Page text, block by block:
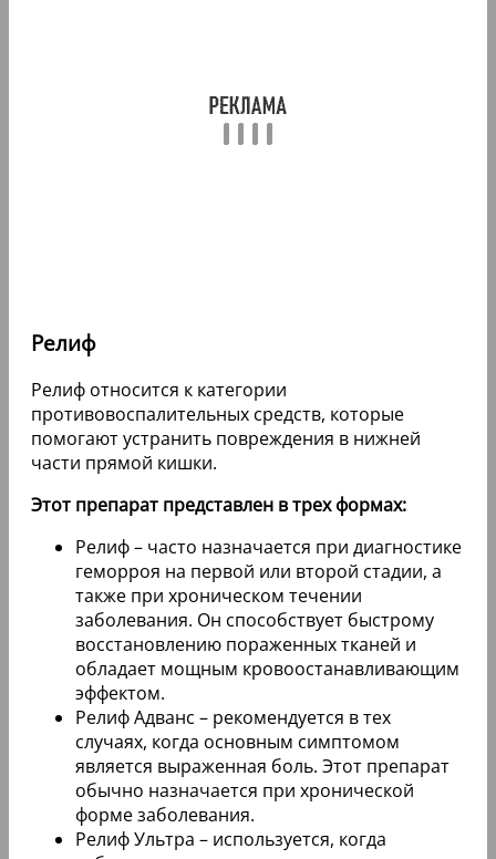
Релиф
Релиф относится к категории
противовоспалительных средств, которые
помогают устранить повреждения в нижней
части прямой кишки.
Этот препарат представлен в трех формах:
Релиф – часто назначается при диагностике
геморроя на первой или второй стадии, а
также при хроническом течении
заболевания. Он способствует быстрому
восстановлению пораженных тканей и
обладает мощным кровоостанавливающим
эффектом.
Релиф Адванс – рекомендуется в тех
случаях, когда основным симптомом
является выраженная боль. Этот препарат
обычно назначается при хронической
форме заболевания.
Релиф Ультра – используется, когда